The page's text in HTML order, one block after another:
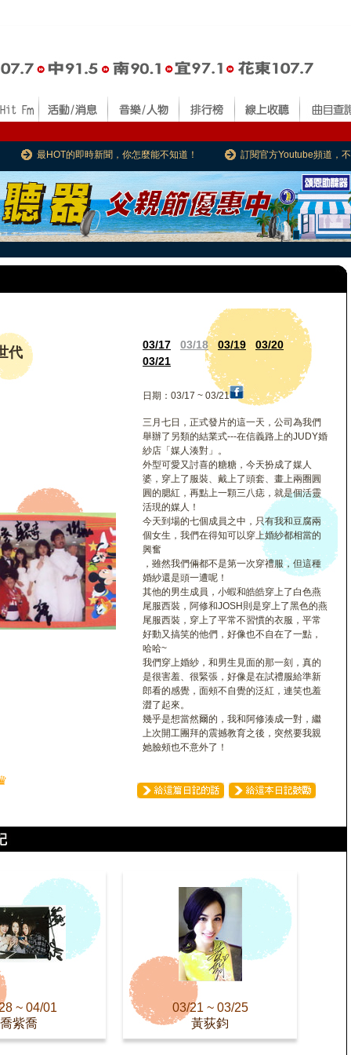
最HOT的即時新聞，你怎麼能不知道！ 訂閱官方Youtube頻道，
代 03/17 03/18 03/19
03/20
03/21
日期：03/17 ~ 03/21
三月七日，正式發片的這一天，公司為我們
舉辦了另類的結業式---在信義路上的JUDY婚
紗店「媒人湊對」。
外型可愛又討喜的糖糖，今天扮成了媒人
婆，穿上了服裝、戴上了頭套、畫上兩圈圓
圓的腮紅，再點上一顆三八痣，就是個活靈
活現的媒人！
今天到場的七個成員之中，只有我和豆腐兩
個女生，我們在得知可以穿上婚紗都相當的
興奮
，雖然我們倆都不是第一次穿禮服，但這種
婚紗還是頭一遭呢！
其他的男生成員，小蝦和皓皓穿上了白色燕
尾服西裝，阿修和JOSH則是穿上了黑色的燕
尾服西裝，穿上了平常不習慣的衣服，平常
好動又搞笑的他們，好像也不自在了一點，
哈哈~
我們穿上婚紗，和男生見面的那一刻，真的
是很害羞、很緊張，好像是在試禮服給準新
郎看的感覺，面頰不自覺的泛紅，連笑也羞
澀了起來。
幾乎是想當然爾的，我和阿修湊成一對，繼
上次開工團拜的震撼教育之後，突然要我親
她臉頰也不意外了！
~ 04/01
喬紫喬
03/21 ~ 03/25
黃荻鈞